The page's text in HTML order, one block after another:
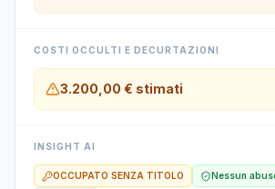
COSTI OCCULTI E DECURTAZIONI
3.200,00 € stimati
INSIGHT AI
OCCUPATO SENZA TITOLO Nessun